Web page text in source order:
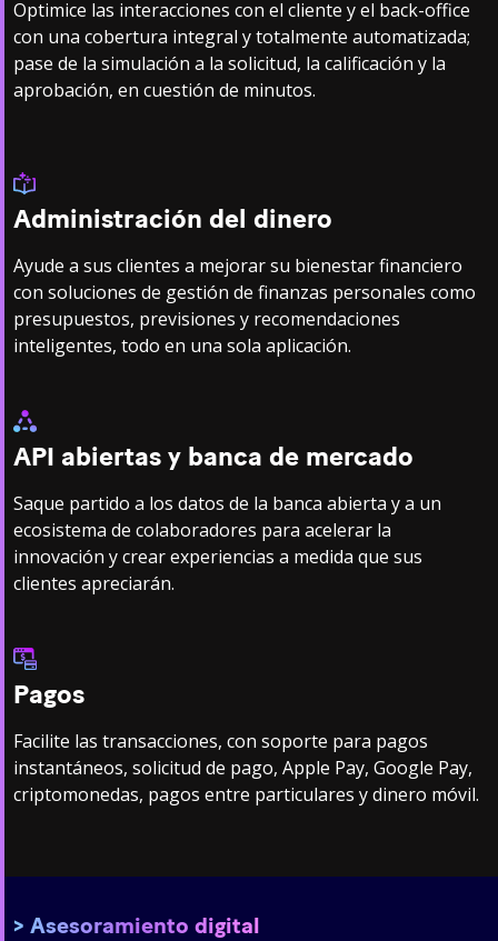
Optimice las interacciones con el cliente y el back-office
con una cobertura integral y totalmente automatizada;
pase de la simulación a la solicitud, la calificación y la
aprobación, en cuestión de minutos.
Administración del dinero
Ayude a sus clientes a mejorar su bienestar financiero
con soluciones de gestión de finanzas personales como
presupuestos, previsiones y recomendaciones
inteligentes, todo en una sola aplicación.
API abiertas y banca de mercado
Saque partido a los datos de la banca abierta y a un
ecosistema de colaboradores para acelerar la
innovación y crear experiencias a medida que sus
clientes apreciarán.
Pagos
Facilite las transacciones, con soporte para pagos
instantáneos, solicitud de pago, Apple Pay, Google Pay,
criptomonedas, pagos entre particulares y dinero móvil.
Asesoramiento digital